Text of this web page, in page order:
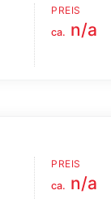
PREIS
ca. n/a
PREIS
ca. n/a